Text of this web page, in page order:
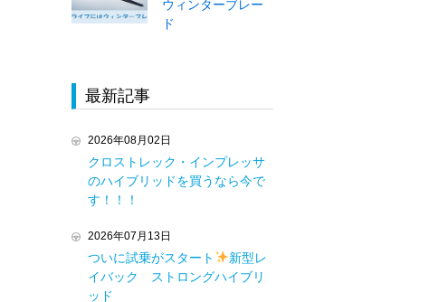
ウィンターブレー
ド
最新記事
2026年08月02日
クロストレック・インプレッサ
のハイブリッドを買うなら今で
す！！！
2026年07月13日
ついに試乗がスタート
新型レ
イバック ストロングハイブリ
ッド